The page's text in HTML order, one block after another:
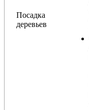
Посадка
деревьев